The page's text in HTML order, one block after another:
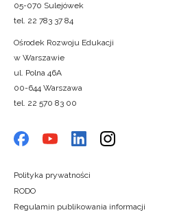
05-070 Sulejówek
tel. 22 783 37 84
Ośrodek Rozwoju Edukacji
w Warszawie
ul. Polna 46A
00-644 Warszawa
tel. 22 570 83 00
Polityka prywatności
RODO
Regulamin publikowania informacji